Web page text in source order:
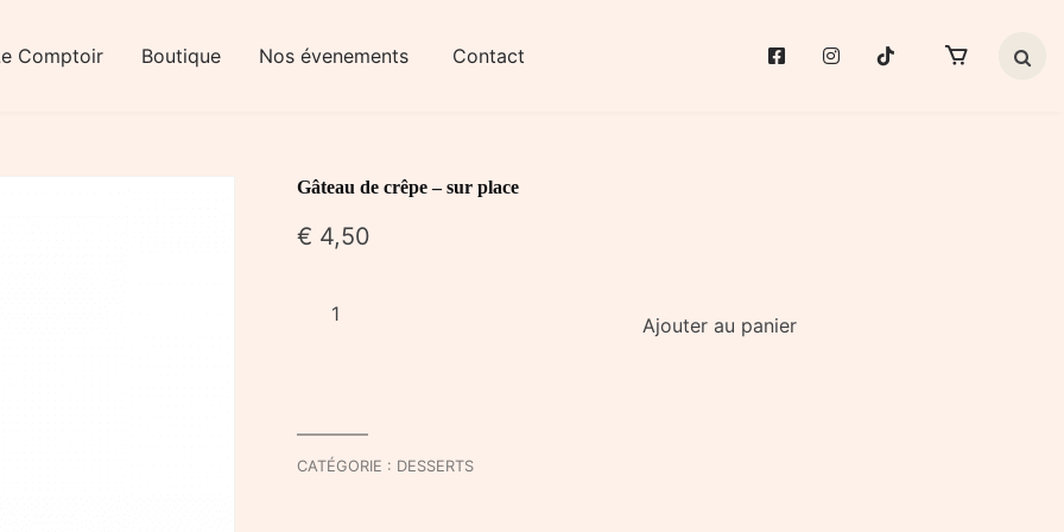
Comptoir Boutique Nos évenements Contact
Gâteau de crêpe – sur place
€ 4,50
quantité
sur
Ajouter au panier
CATÉGORIE : DESSERTS